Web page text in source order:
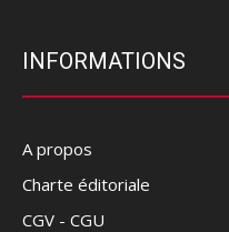
INFORMATIONS
A propos
Charte éditoriale
CGV - CGU